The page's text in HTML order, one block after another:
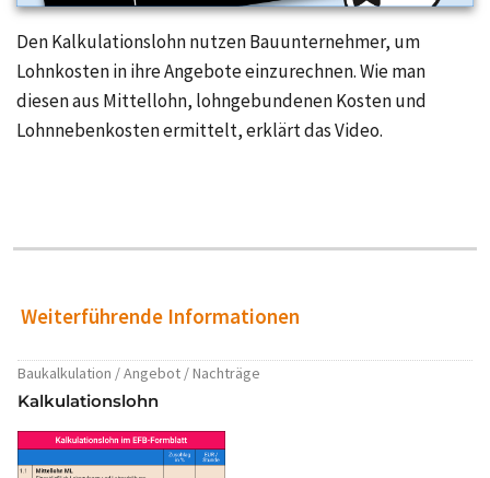
Den Kalkulationslohn nutzen Bauunternehmer, um
Lohnkosten in ihre Angebote einzurechnen. Wie man
diesen aus Mittellohn, lohngebundenen Kosten und
Lohnnebenkosten ermittelt, erklärt das Video.
Weiterführende Informationen
Baukalkulation / Angebot / Nachträge
Kalkulationslohn